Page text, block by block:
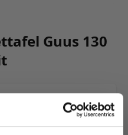
Guus 130
stone
gepoedercoat
en